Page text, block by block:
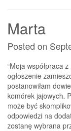
Marta
Posted on
“Moja współpraca
ogłoszenie
postanowiłam
komórek jajowych.
może być
odpowiedzi na
zostanę wybrana